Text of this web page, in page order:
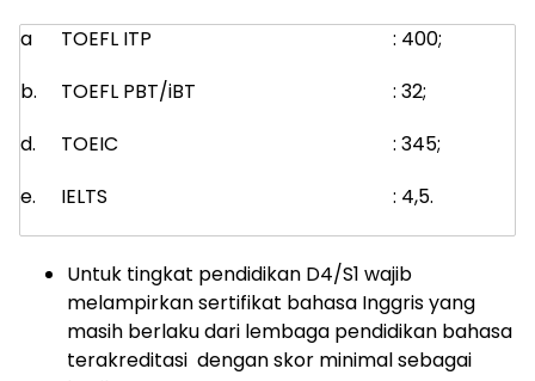
a
TOEFL ITP
: 400;
b.
TOEFL PBT/iBT
: 32;
d.
TOEIC
: 345;
e.
IELTS : 4,5.
Untuk tingkat pendidikan D4/S1 wajib
melampirkan sertifikat bahasa Inggris yang
masih berlaku dari lembaga pendidikan bahasa
terakreditasi dengan skor minimal sebagai